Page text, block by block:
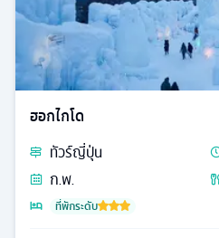
ฮอกไกโด
ทัวร์ญี่ปุ่น
ก.พ.
ที่พักระดับ